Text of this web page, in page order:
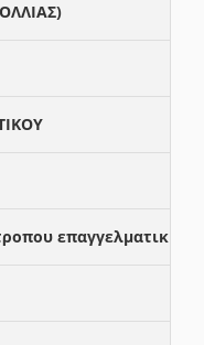
επαγγελματικης